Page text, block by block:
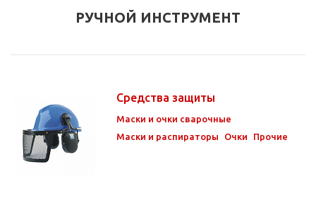
РУЧНОЙ ИНСТРУМЕНТ
Средства защиты
Маски и очки сварочные
Маски и распираторы
Очки Прочие